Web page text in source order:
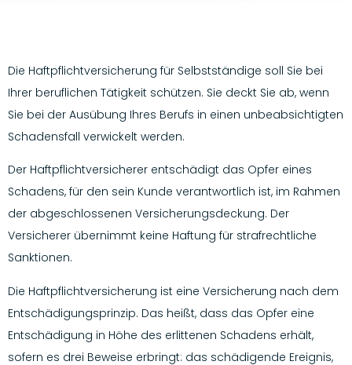
Die Haftpflichtversicherung für Selbstständige soll Sie bei
Ihrer beruflichen Tätigkeit schützen. Sie deckt Sie ab, wenn
Sie bei der Ausübung Ihres Berufs in einen unbeabsichtigten
Schadensfall verwickelt werden.
Der Haftpflichtversicherer entschädigt das Opfer eines
Schadens, für den sein Kunde verantwortlich ist, im Rahmen
der abgeschlossenen Versicherungsdeckung. Der
Versicherer übernimmt keine Haftung für strafrechtliche
Sanktionen.
Die Haftpflichtversicherung ist eine Versicherung nach dem
Entschädigungsprinzip. Das heißt, dass das Opfer eine
Entschädigung in Höhe des erlittenen Schadens erhält,
sofern es drei Beweise erbringt: das schädigende Ereignis,